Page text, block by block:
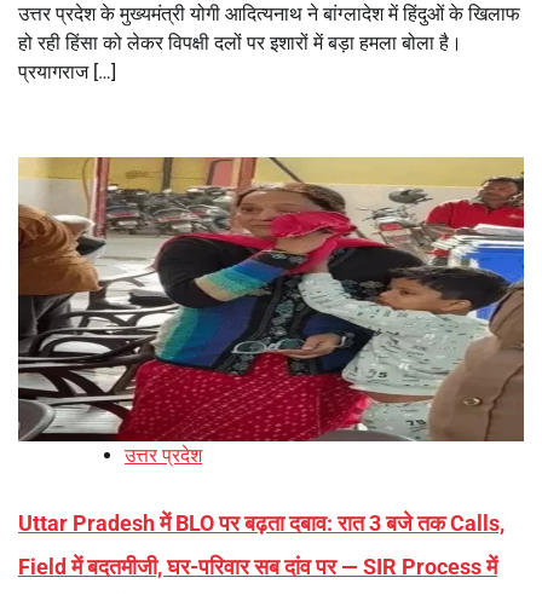
उत्तर प्रदेश के मुख्यमंत्री योगी आदित्यनाथ ने बांग्लादेश में हिंदुओं के खिलाफ
हो रही हिंसा को लेकर विपक्षी दलों पर इशारों में बड़ा हमला बोला है।
प्रयागराज […]
उत्तर प्रदेश
Uttar Pradesh में BLO पर बढ़ता दबाव: रात 3 बजे तक Calls,
Field में बदतमीजी, घर-परिवार सब दांव पर — SIR Process में